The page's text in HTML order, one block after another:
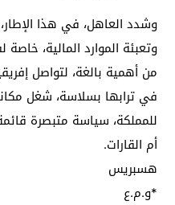
وشدد العاهل، في هذا
وتعبئة الموارد المالية، خاصة
من أهمية بالغة، لتواصل
في ترابها بسلاسة، شغل
للمملكة، سياسة متبصرة
أم القارات.
هسبريس
*و.م.ع